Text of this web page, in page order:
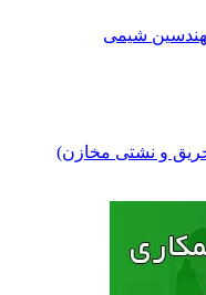
شیمی
نشتی مخازن)